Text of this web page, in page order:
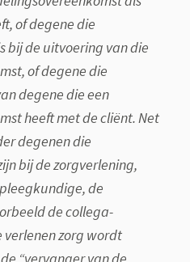
of degene die
bij de uitvoering van die
of degene die
degene die een
heeft met de cliënt. Net
degenen die
bij de zorgverlening,
de
de collega-
verlenen zorg wordt